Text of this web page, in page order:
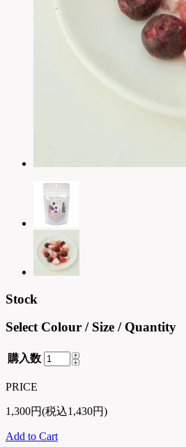
Stock
Select Colour / Size / Quantity
購入数
PRICE
1,300円(税込1,430円)
Add to Cart